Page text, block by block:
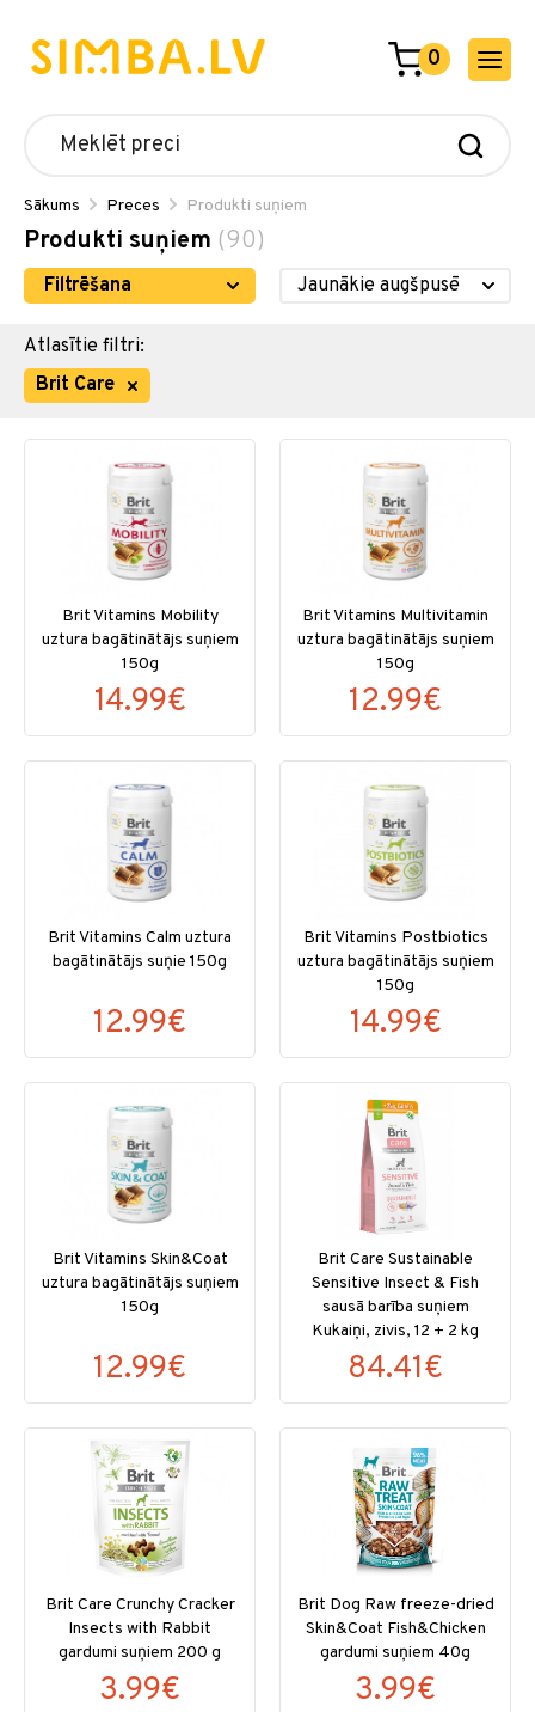
0
Sākums Preces Produkti suņiem
Produkti suņiem (90)
Filtrēšana
Atlasītie filtri:
Brit Care
Brit Vitamins Mobility
uztura bagātinātājs suņiem
150g
14.99€
Brit Vitamins Multivitamin
uztura bagātinātājs suņiem
150g
12.99€
Brit Vitamins Calm uztura
bagātinātājs suņie 150g
12.99€
Brit Vitamins Postbiotics
uztura bagātinātājs suņiem
150g
14.99€
Brit Vitamins Skin&Coat
uztura bagātinātājs suņiem
150g
12.99€
Brit Care Sustainable
Sensitive Insect & Fish
sausā barība suņiem
Kukaiņi, zivis, 12 + 2 kg
84.41€
Brit Care Crunchy Cracker
Insects with Rabbit
gardumi suņiem 200 g
3.99€
Brit Dog Raw freeze-dried
Skin&Coat Fish&Chicken
gardumi suņiem 40g
3.99€